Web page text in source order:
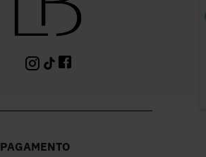
PAGAMENTO